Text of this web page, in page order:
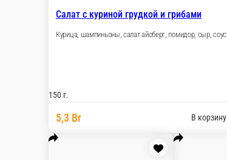
Салат с куриной грудкой и грибами
Курица, шампиньоны, салат айсберг, помидор, сыр, соус
150 г.
5,3 Br В корзину